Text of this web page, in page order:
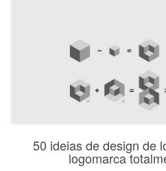
50 ideias de design de
logomarca